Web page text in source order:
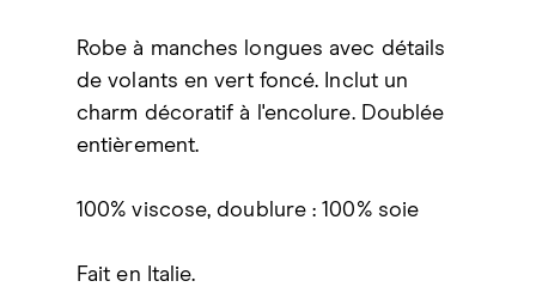
Robe à manches longues avec détails
de volants en vert foncé. Inclut un
charm décoratif à l'encolure. Doublée
entièrement.
100% viscose, doublure : 100% soie
Fait en Italie.